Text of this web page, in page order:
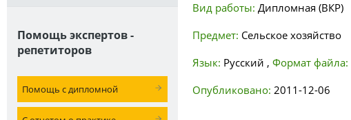
Помощь экспертов -
репетиторов
Помощь с дипломной
Вид работы: Дипломная (ВКР)
Предмет: Сельское хозяйство
Язык: Русский , Формат файла:
Опубликовано: 2011-12-06